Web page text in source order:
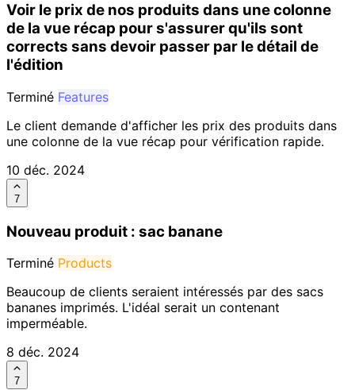
Voir le prix de nos produits dans une colonne
de la vue récap pour s'assurer qu'ils sont
corrects sans devoir passer par le détail de
l'édition
Terminé Features
Le client demande d'afficher les prix des produits dans
une colonne de la vue récap pour vérification rapide.
10 déc. 2024
7
Nouveau produit : sac banane
Terminé Products
Beaucoup de clients seraient intéressés par des sacs
bananes imprimés. L'idéal serait un contenant
imperméable.
8 déc. 2024
7